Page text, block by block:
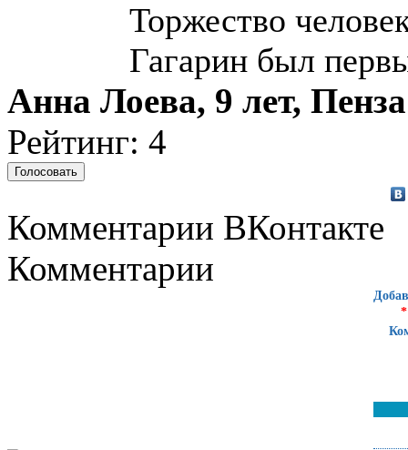
Торжество
Гагарин был
Анна Лоева, 9 лет, Пенза
Рейтинг: 4
Комментарии ВКонтакте
Комментарии
*